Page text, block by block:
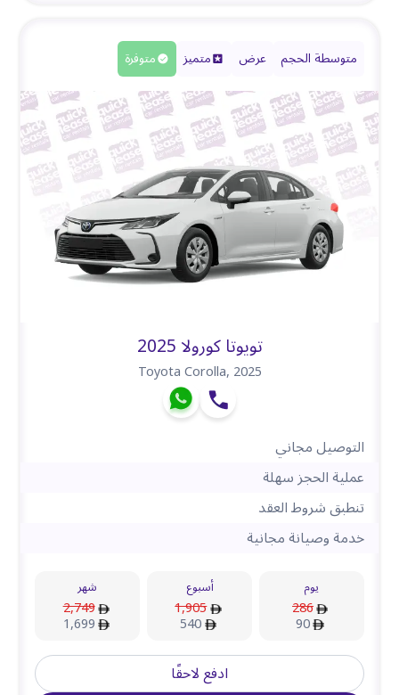
متوسطة الحجم عرض متميز متوفرة
تويوتا كورولا 2025
Toyota Corolla,2025
التوصيل مجاني
عملية الحجز سهلة
تنطبق شروط العقد
خدمة وصيانة مجانية
يوم
286
90
أسبوع
1,905
540
شهر
2,749
1,699
ادفع لاحقًا